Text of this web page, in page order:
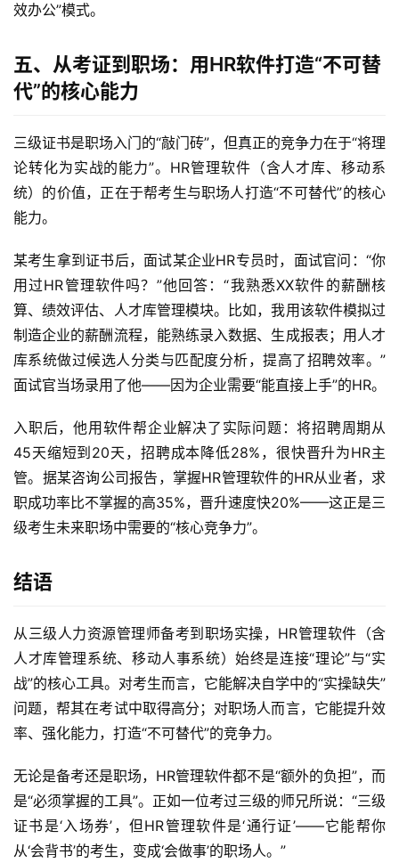
效办公”模式。
五、从考证到职场：用HR软件打造“不可替
代”的核心能力
三级证书是职场入门的“敲门砖”，但真正的竞争力在于“将理
论转化为实战的能力”。HR管理软件（含人才库、移动系
统）的价值，正在于帮考生与职场人打造“不可替代”的核心
能力。
某考生拿到证书后，面试某企业HR专员时，面试官问：“你
用过HR管理软件吗？”他回答：“我熟悉XX软件的薪酬核
算、绩效评估、人才库管理模块。比如，我用该软件模拟过
制造企业的薪酬流程，能熟练录入数据、生成报表；用人才
库系统做过候选人分类与匹配度分析，提高了招聘效率。”
入职后，他用软件帮企业解决了实际问题：将招聘周期从
45天缩短到20天，招聘成本降低28%，很快晋升为HR主
管。据某咨询公司报告，掌握HR管理软件的HR从业者，求
职成功率比不掌握的高35%，晋升速度快20%——这正是三
级考生未来职场中需要的“核心竞争力”。
结语
从三级人力资源管理师备考到职场实操，HR管理软件（含
人才库管理系统、移动人事系统）始终是连接“理论”与“实
战”的核心工具。对考生而言，它能解决自学中的“实操缺失”
问题，帮其在考试中取得高分；对职场人而言，它能提升效
率、强化能力，打造“不可替代”的竞争力。
无论是备考还是职场，HR管理软件都不是“额外的负担”，而
是“必须掌握的工具”。正如一位考过三级的师兄所说：“三级
证书是‘入场券’，但HR管理软件是‘通行证’——它能帮你
从‘会背书’的考生，变成‘会做事’的职场人。”